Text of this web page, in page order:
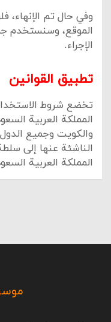
وفي حال تم الإنهاء،
الموقع، وسنستخدم
الإجراء.
تطبيق القوانين
تخضع شروط
المملكة العربية
والكويت وجميع
الناشئة عنها إلى
المملكة العربية